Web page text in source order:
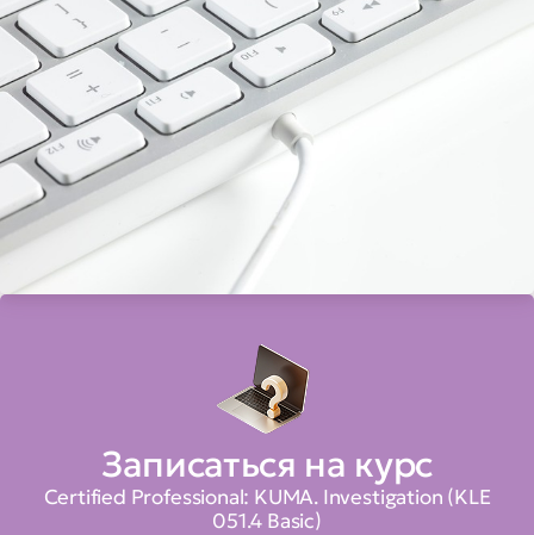
Записаться на курс
Certified Professional: KUMA. Investigation (KLE
051.4 Basiс)